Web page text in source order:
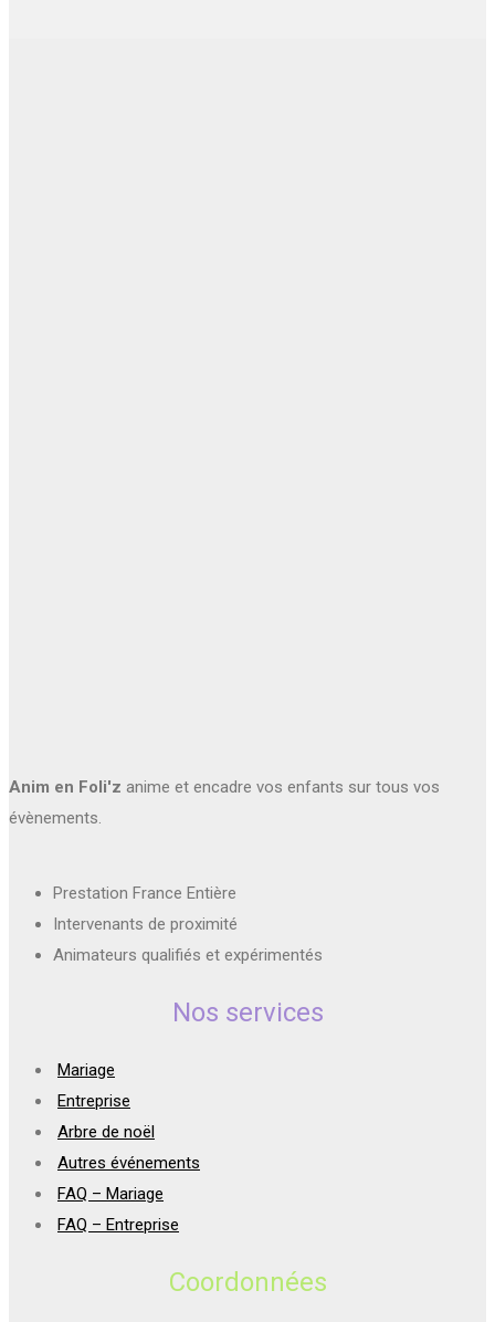
Anim en Foli'z anime et encadre vos enfants sur tous vos
évènements.
Prestation France Entière
Intervenants de proximité
Animateurs qualifiés et expérimentés
Nos services
Mariage
Entreprise
Arbre de noël
Autres événements
FAQ – Mariage
FAQ – Entreprise
Coordonnées